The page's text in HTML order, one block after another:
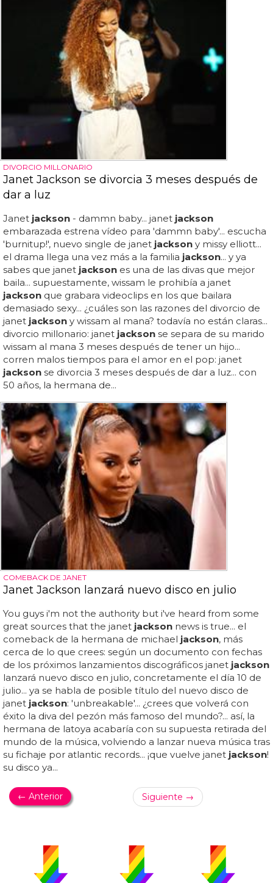
DIVORCIO MILLONARIO
Janet Jackson se divorcia 3 meses después de
dar a luz
Janet jackson - dammn baby... janet jackson
embarazada estrena vídeo para 'dammn baby'... escucha
'burnitup!', nuevo single de janet jackson y missy elliott...
el drama llega una vez más a la familia jackson... y ya
sabes que janet jackson es una de las divas que mejor
baila... supuestamente, wissam le prohibía a janet
jackson que grabara videoclips en los que bailara
demasiado sexy... ¿cuáles son las razones del divorcio de
janet jackson y wissam al mana? todavía no están claras...
divorcio millonario: janet jackson se separa de su marido
wissam al mana 3 meses después de tener un hijo...
corren malos tiempos para el amor en el pop: janet
jackson se divorcia 3 meses después de dar a luz... con
50 años, la hermana de...
COMEBACK DE JANET
Janet Jackson lanzará nuevo disco en julio
You guys i'm not the authority but i've heard from some
great sources that the janet jackson news is true... el
comeback de la hermana de michael jackson, más
cerca de lo que crees: según un documento con fechas
de los próximos lanzamientos discográficos janet jackson
lanzará nuevo disco en julio, concretamente el día 10 de
julio... ya se habla de posible título del nuevo disco de
janet jackson: 'unbreakable'... ¿crees que volverá con
éxito la diva del pezón más famoso del mundo?... así, la
hermana de latoya acabaría con su supuesta retirada del
mundo de la música, volviendo a lanzar nueva música tras
su fichaje por atlantic records... ¡que vuelve janet jackson!
su disco ya...
← Anterior Siguiente →